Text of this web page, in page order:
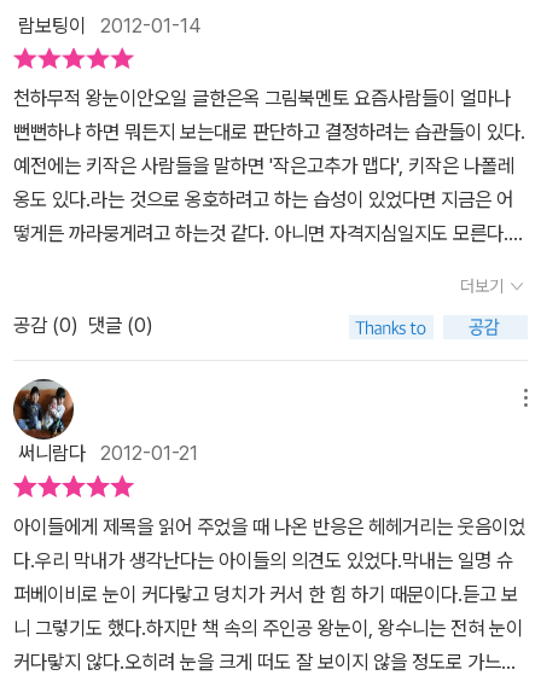
를 이야기하고, 차종을 이야기하면서 세상에 돈이 최고인 것처럼 말
이죠.어릴 때는 어린이의 순수한 마음을 가지고 서로 다른 아이들과
잘 어울리면서 무엇보다 사람의 겉모습이 아니라 진짜 마음을 볼 수
있었으면 좋겠는데 말이죠.외모나 성적으로 평가하는 것은 어른들이
만든 잘못된 평가라는 것을 말이죠.왕수니를 보면서 아이들이 자신을
사랑하고 씩씩하고 멋지게 자랐으면 하네요.(이 서평은 출판사로부터
무료로 제공 받아서 작성한 서평입니다.)
다. 그런데 엄마는 무척이나 아름다워서 다들 모녀 관계를 모호하게
바라보곤 한다. 대책없이 당당하던 수니는 전학 온 남학생에게 반하
게 되고 자신의 외모를 거울로 비춰 보면서 좌절을 하곤 한다. 만약 아
이가 그런 일로 힘들어 한다면 어떻게 해줄 것인가... 왕수니 엄마가
못생겼지만 당당하고 멋진 아빠에게 반했듯이 사람들에게는 저마다
다른 매력이 있다. 얼굴이 그리 잘나지 않았는데도 왠지 마음이 가고,
친근하게 느껴지는 사람들을 찬찬히 뜯어 보면 외모 속에 감춰진 그
마음이 보인다. 우리의 왕수니 또한 그런 아이다. 못 생겼지만 당당하
고, 솔직하고, 약한 사람을 도울 줄 아는 따뜻한 마음을 가졌다. '우리
로 다른 개성을 갖고 있을 뿐이다. 아이에게 진정한 미의 가치를 알려
주고 싶다.
람보팅이 2012-01-14
천하무적 왕눈이안오일 글한은옥 그림북멘토 요즘사람들이 얼마나
뻔뻔하냐 하면 뭐든지 보는대로 판단하고 결정하려는 습관들이 있다.
예전에는 키작은 사람들을 말하면 '작은고추가 맵다', 키작은 나폴레
옹도 있다.라는 것으로 옹호하려고 하는 습성이 있었다면 지금은 어
떻게든 까라뭉게려고 하는것 같다. 아니면 자격지심일지도 모른다.
니 아이들도 엄마는 왜 살이 많아라든지 왜 키가 작아라는 질문이 많
다. 자기도 크면 뚱뚱해 지냐고 물어보고 자기 배를 만져보며 다이어
트를 해야 겠다는 2학년 아이를 보면서도 절로 한숨이 나온다. 그렇
다고 그런거 필요없다라고 속시원하게 말할수 없는 엄마의 마음이 더
아프다. 사람의 겉모습으로 모든것을 판단하지 말라고 하는 세상 그
러지만 일단 눈으로 보이는 것이 전부이기에 첫인상으로 모든것을 판
단해 버린다. 그러고 나서는 모든것을 숫자로 판단해 버린다. (평수,
월급, 성적등) 왕눈이(별명)도 머리크고 눈작고 짙은 눈썹에 생기다
만돼지코, 그리고 왕입술로 표현되어 있다. 엄마는 이쁜데 엄마딸이
아닌가보다라는 생각까지 하게 된다. 아빠를 닮아서 안생겼지만 그래
도 자기를 지키기워해서 최선을 다한 아빠의 모습으로 자신감을 찾아
치아교정기까지 빼버린 왕수니.(그래도 이쁘면 더 좋지)마음이 예뻐
더보기
공감 (0) 댓글 (0)
써니람다 2012-01-21
아이들에게 제목을 읽어 주었을 때 나온 반응은 헤헤거리는 웃음이었
다.우리 막내가 생각난다는 아이들의 의견도 있었다.막내는 일명 슈
퍼베이비로 눈이 커다랗고 덩치가 커서 한 힘 하기 때문이다.듣고 보
니 그렇기도 했다.하지만 책 속의 주인공 왕눈이, 왕수니는 전혀 눈이
커다랗지 않다.오히려 눈을 크게 떠도 잘 보이지 않을 정도로 가느다